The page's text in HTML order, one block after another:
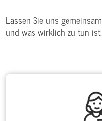
Lassen Sie uns
und was wirklich zu tun ist.